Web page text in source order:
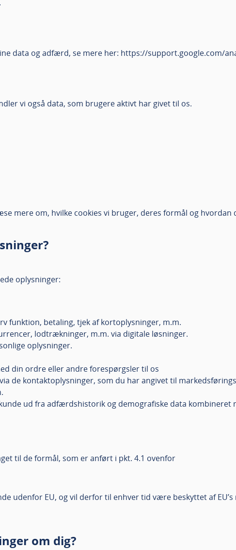
data og adfærd, se mere her: https://support.google.com/
vi også data, som brugere aktivt har givet til os.
mere om, hvilke cookies vi bruger, deres formål og
oplysninger:
funktion, betaling, tjek af kortoplysninger, m.m.
lodtrækninger, m.m. via digitale løsninger.
oplysninger.
din ordre eller andre forespørgsler til os
de kontaktoplysninger, som du har angivet til
ud fra adfærdshistorik og demografiske data
til de formål, som er anført i pkt. 4.1 ovenfor
udenfor EU, og vil derfor til enhver tid være beskyttet af
om dig?